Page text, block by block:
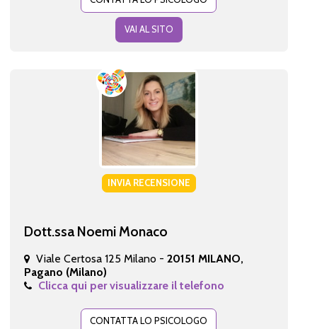
VAI AL SITO
INVIA RECENSIONE
Dott.ssa Noemi Monaco
Viale Certosa 125 Milano - 20151 MILANO,
Pagano (Milano)
Clicca qui per visualizzare il telefono
CONTATTA LO PSICOLOGO